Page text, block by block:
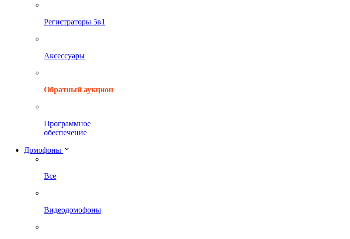
Регистраторы 5в1
Аксессуары
Обратный аукцион
Программное
обеспечение
Домофоны
Все
Видеодомофоны